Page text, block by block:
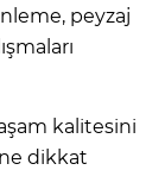
peyzaj
kalitesini
dikkat